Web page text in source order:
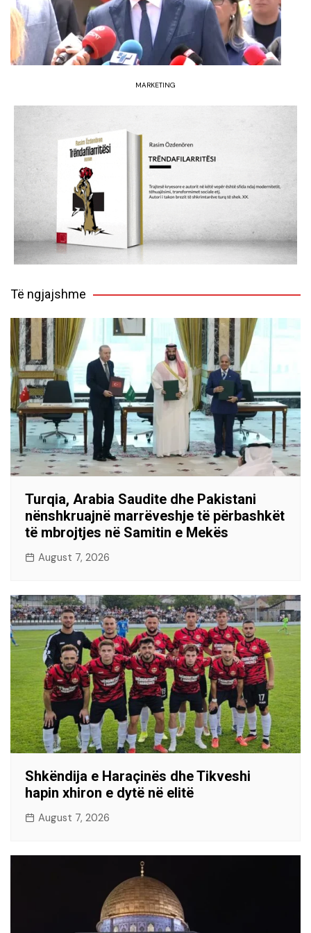
MARKETING
Të ngjajshme
Turqia, Arabia Saudite dhe Pakistani
nënshkruajnë marrëveshje të përbashkët
të mbrojtjes në Samitin e Mekës
August 7, 2026
Shkëndija e Haraçinës dhe Tikveshi
hapin xhiron e dytë në elitë
August 7, 2026